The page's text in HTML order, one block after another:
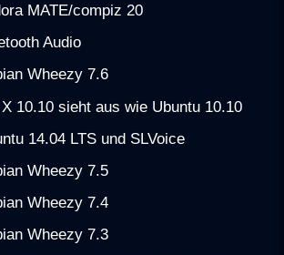
MATE/compiz 20
Audio
Wheezy 7.6
10.10 sieht aus wie Ubuntu 10.10
14.04 LTS und SLVoice
Wheezy 7.5
Wheezy 7.4
Wheezy 7.3